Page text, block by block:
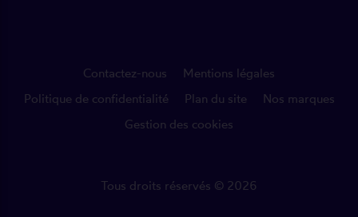
Contactez-nous
Mentions légales
Politique de confidentialité
Plan du site
Nos marques
Gestion des cookies
Tous droits réservés © 2026